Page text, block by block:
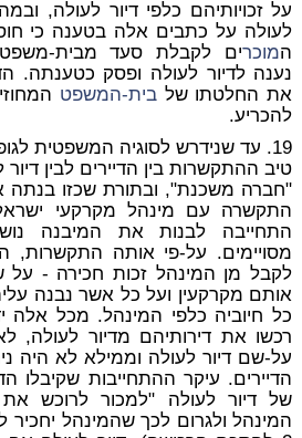
על זכויותיהם כלפי דיור לעולה,
לעולה על כתבים אלה בטענה כי
המוכרים לקבלת סעד מבית-
נענה לדיור לעולה ופסק כטענתה.
את החלטתו של בית-המשפט
להכריע.
19. עד שנידרש לסוגיה המשפטית
טיב ההתקשרות בין הדיירים לבין
"חברה משכנת", ובתורת שכזו בנתה
התקשרה עם מינהל מקרקעי
התחייבה לבנות את המיבנה
מסויימים. על-פי אותה התקשרות,
לקבל מן המינהל זכות חכירה -
אותם מקרקעין ועל כל אשר נבנה
כל חיוביה כלפי המינהל. מכל אלה
רכשו את דירותיהם מדיור לעולה,
על-שם דיור לעולה וממילא לא היה
הדיירים. עיקר ההתחייבות שקיבלו
של דיור לעולה "למכור לרוכש את
המינהל ולגרום לכך שהמינהל